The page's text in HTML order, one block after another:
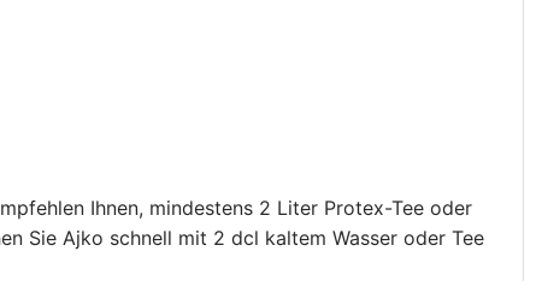
Ihnen, mindestens 2 Liter Protex-Tee oder
Sie Ajko schnell mit 2 dcl kaltem Wasser oder Tee